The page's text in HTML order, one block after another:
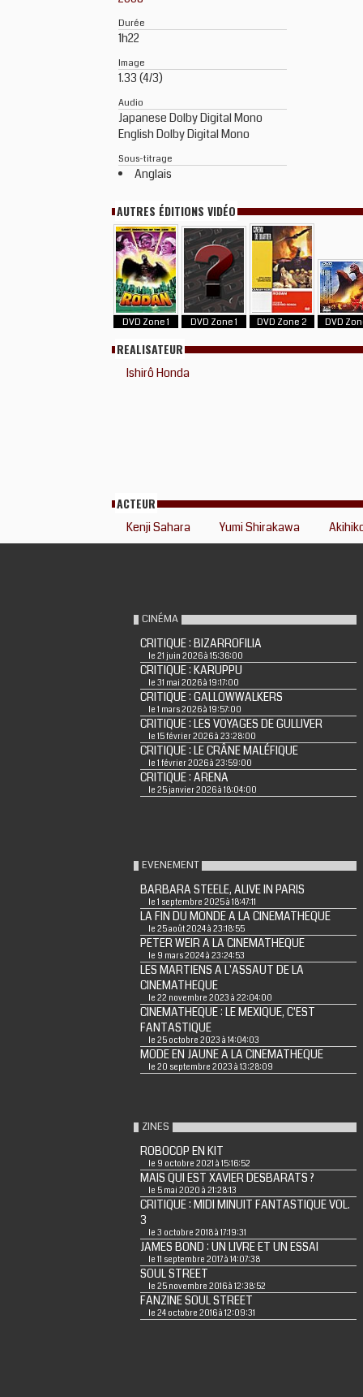
Durée
1h22
Image
1.33 (4/3)
Audio
Japanese Dolby Digital Mono
English Dolby Digital Mono
Sous-titrage
Anglais
AUTRES ÉDITIONS VIDÉO
DVD Zone 1 DVD Zone 1 DVD Zone 2 DVD
REALISATEUR
Ishirô Honda
ACTEUR
Kenji Sahara Yumi Shirakawa
CINÉMA
CRITIQUE : BIZARROFILIA
le 21 juin 2026 à 15:36:00
CRITIQUE : KARUPPU
le 31 mai 2026 à 19:17:00
CRITIQUE : GALLOWWALKERS
le 1 mars 2026 à 19:57:00
CRITIQUE : LES VOYAGES DE GULLIVER
le 15 février 2026 à 23:28:00
CRITIQUE : LE CRÂNE MALÉFIQUE
le 1 février 2026 à 23:59:00
CRITIQUE : ARENA
le 25 janvier 2026 à 18:04:00
EVENEMENT
BARBARA STEELE, ALIVE IN PARIS
le 1 septembre 2025 à 18:47:11
LA FIN DU MONDE A LA CINEMATHEQUE
le 25 août 2024 à 23:18:55
PETER WEIR A LA CINEMATHEQUE
le 9 mars 2024 à 23:24:53
LES MARTIENS A L'ASSAUT DE LA
CINEMATHEQUE
le 22 novembre 2023 à 22:04:00
CINEMATHEQUE : LE MEXIQUE, C'EST
FANTASTIQUE
le 25 octobre 2023 à 14:04:03
MODE EN JAUNE A LA CINEMATHEQUE
le 20 septembre 2023 à 13:28:09
ZINES
ROBOCOP EN KIT
le 9 octobre 2021 à 15:16:52
MAIS QUI EST XAVIER DESBARATS ?
le 5 mai 2020 à 21:28:13
CRITIQUE : MIDI MINUIT FANTASTIQUE VOL.
3
le 3 octobre 2018 à 17:19:31
JAMES BOND : UN LIVRE ET UN ESSAI
le 11 septembre 2017 à 14:07:38
SOUL STREET
le 25 novembre 2016 à 12:38:52
FANZINE SOUL STREET
le 24 octobre 2016 à 12:09:31